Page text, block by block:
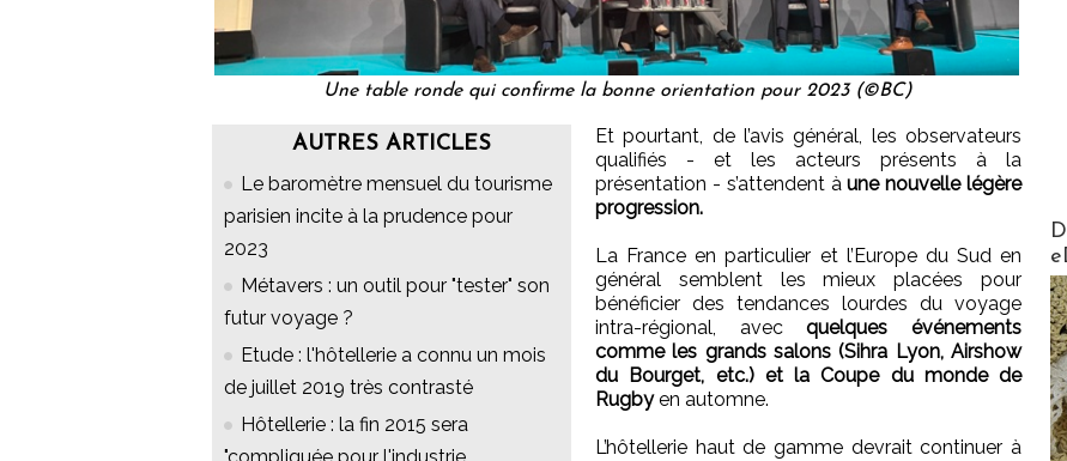
Une table ronde qui confirme la bonne orientation pour 2023 (©BC)
AUTRES ARTICLES
Le baromètre mensuel du tourisme
parisien incite à la prudence pour
2023
Métavers : un outil pour "tester" son
futur voyage ?
Etude : l'hôtellerie a connu un mois
de juillet 2019 très contrasté
Hôtellerie : la fin 2015 sera
"compliquée pour l'industrie
Et pourtant, de l’avis général, les observateurs
qualifiés - et les acteurs présents à la
présentation - s’attendent àune nouvelle légère
progression.
La France en particulier et l’Europe du Sud en
général semblent les mieux placées pour
bénéficier des tendances lourdes du voyage
intra-régional, avecquelques événements
comme les grands salons (Sihra Lyon, Airshow
du Bourget, etc.) et la Coupe du monde de
Rugbyen automne.
L’hôtellerie haut de gamme devrait continuer à